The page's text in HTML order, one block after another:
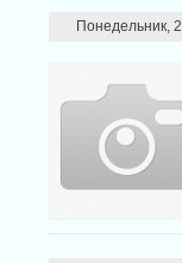
Понедельник,